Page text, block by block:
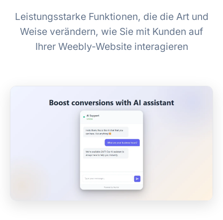
Leistungsstarke Funktionen, die die Art und
Weise verändern, wie Sie mit Kunden auf
Ihrer Weebly-Website interagieren